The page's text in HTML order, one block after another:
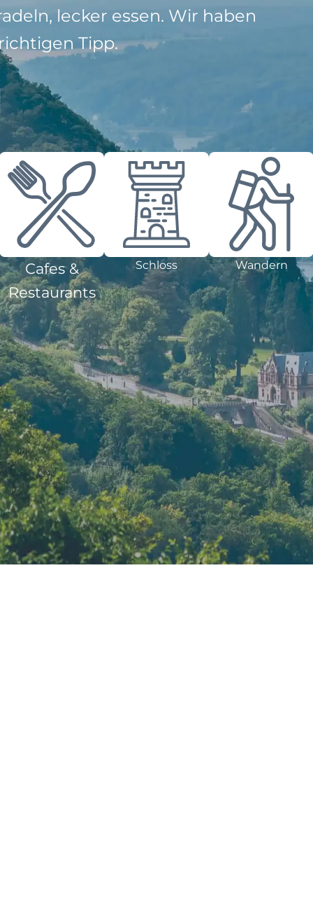
lecker essen. Wir haben
Tipp.
Cafes &
Restaurants
Schloss Wandern